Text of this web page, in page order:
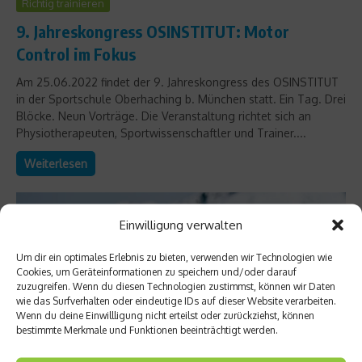
Einwilligung verwalten
Um dir ein optimales Erlebnis zu bieten, verwenden wir Technologien wie
Cookies, um Geräteinformationen zu speichern und/oder darauf
zuzugreifen. Wenn du diesen Technologien zustimmst, können wir Daten
wie das Surfverhalten oder eindeutige IDs auf dieser Website verarbeiten.
Wenn du deine Einwillligung nicht erteilst oder zurückziehst, können
bestimmte Merkmale und Funktionen beeinträchtigt werden.
Richtig trainieren
9. Jahreskongress OSINSTITUT: Motor
Control im Fokus
Am 25.06.2022 findet der 9. Jahreskongress des OSINSTITUT
in der Sportschule Oberhaching b. München statt. Ein Tag. Drei
Blöcke. Neun Vorträge. Die Veranstaltung richtet sich an
Physiotherapeuten, Sportwissenschaftler und Trainer....
Weiterlesen